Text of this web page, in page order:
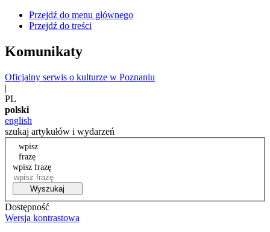
Przejdź do menu głównego
Przejdź do treści
Komunikaty
Oficjalny serwis o kulturze w Poznaniu
|
PL
polski
english
szukaj artykułów i wydarzeń
wpisz
frazę
wpisz frazę
Wyszukaj
Dostępność
Wersja kontrastowa